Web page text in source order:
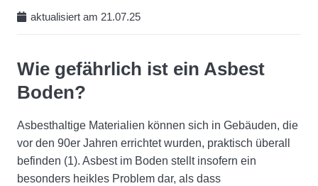
aktualisiert am 21.07.25
Wie gefährlich ist ein Asbest
Boden?
Asbesthaltige Materialien können sich in Gebäuden, die
vor den 90er Jahren errichtet wurden, praktisch überall
befinden (1). Asbest im Boden stellt insofern ein
besonders heikles Problem dar, als dass